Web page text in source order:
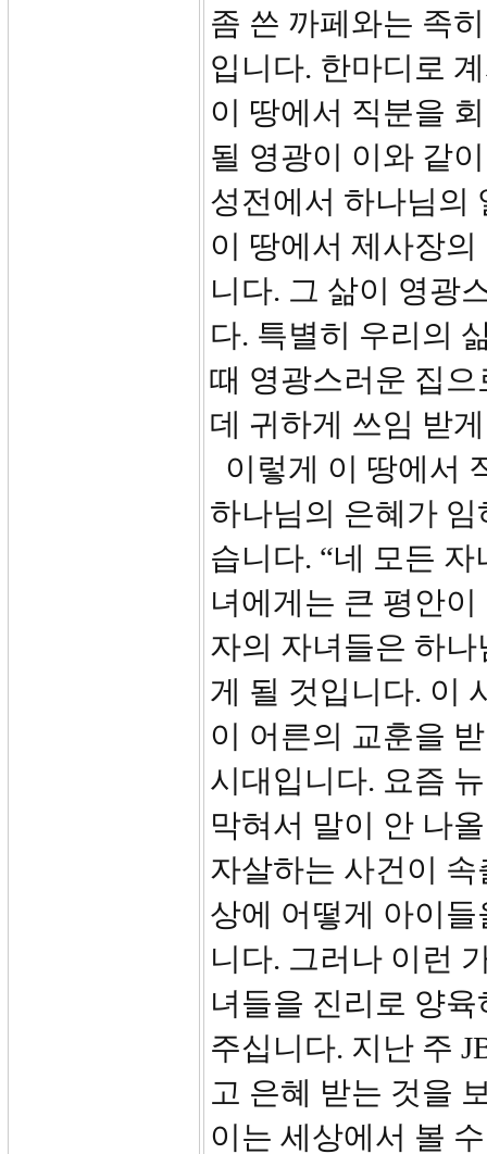
좀 쓴 까페와는 족
입니다. 한마디로
이 땅에서 직분을
될 영광이 이와 같
성전에서 하나님의
이 땅에서 제사장
니다. 그 삶이 영광
다. 특별히 우리의
때 영광스러운 집
데 귀하게 쓰임 받
이렇게 이 땅에서
하나님의 은혜가
습니다. “네 모든
녀에게는 큰 평안
자의 자녀들은 하
게 될 것입니다. 이
이 어른의 교훈을
시대입니다. 요즘
막혀서 말이 안 나
자살하는 사건이
상에 어떻게 아이
니다. 그러나 이런
녀들을 진리로 양
주십니다. 지난 주
고 은혜 받는 것을
이는 세상에서 볼